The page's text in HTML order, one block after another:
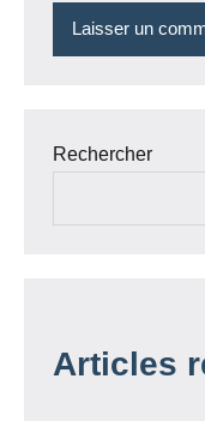
Rechercher
Articles